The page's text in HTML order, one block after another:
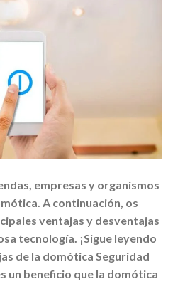
empresas y organismos
A continuación, os
ventajas y desventajas
tecnología. ¡Sigue leyendo
de la domótica Seguridad
un beneficio que la domótica